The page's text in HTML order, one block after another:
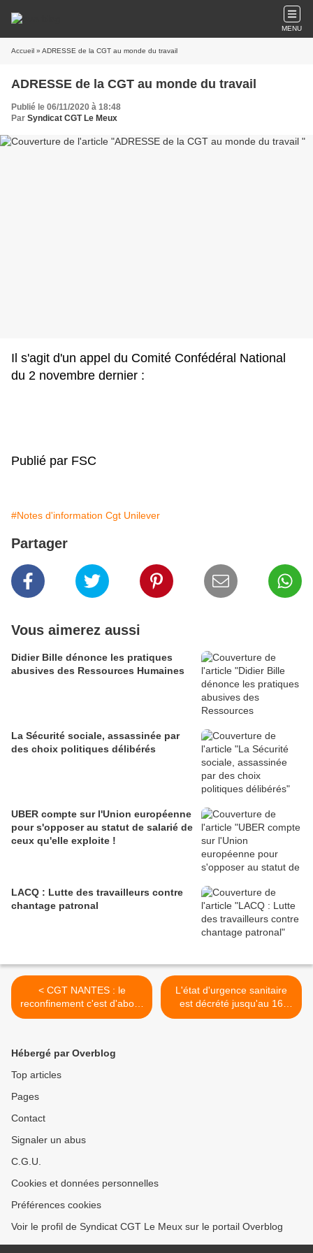
MENU
Accueil » ADRESSE de la CGT au monde du travail
ADRESSE de la CGT au monde du travail
Publié le 06/11/2020 à 18:48
Par Syndicat CGT Le Meux
Il s'agit d'un appel du Comité Confédéral National
du 2 novembre dernier :
Publié par FSC
#Notes d'information Cgt Unilever
Partager
Vous aimerez aussi
Didier Bille dénonce les pratiques
abusives des Ressources Humaines
La Sécurité sociale, assassinée par
des choix politiques délibérés
UBER compte sur l'Union européenne
pour s'opposer au statut de salarié de
ceux qu'elle exploite !
LACQ : Lutte des travailleurs contre
chantage patronal
< CGT NANTES : le
reconfinement c'est d'abord
l'échec de la politique
L'état d'urgence sanitaire
est décrété jusqu'au 16
février 2021 >
Hébergé par Overblog
Top articles
Pages
Contact
Signaler un abus
C.G.U.
Cookies et données personnelles
Préférences cookies
Voir le profil de Syndicat CGT Le Meux sur le portail Overblog